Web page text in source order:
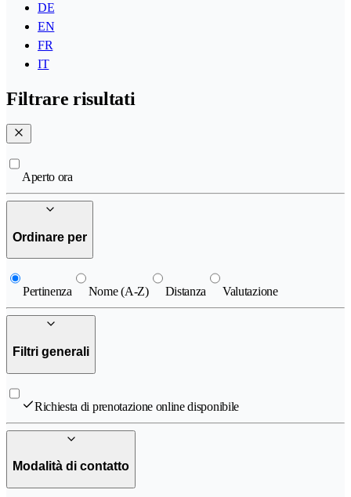
DE
EN
FR
IT
Filtrare risultati
Aperto ora
Ordinare per
Pertinenza Nome (A-Z) Distanza Valutazione
Filtri generali
Richiesta di prenotazione online disponibile
Modalità di contatto